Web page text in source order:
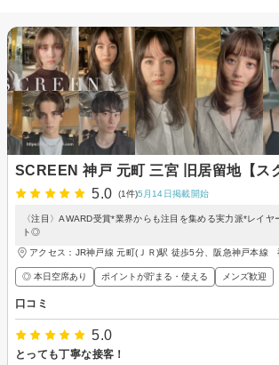
SCREEN 神戸 元町 三宮 旧居留地【ス
5.0
(1件)5月14日掲載開始
〈注目〉AWARD受賞*業界からも注目を集める実力派*レイヤ
ト◎
アクセス：JR神戸線 元町(ＪＲ)駅 徒歩5分、阪急神戸本
◎ 本日空席あり ポイントが貯まる・使える メンズ歓迎
口コミ
5.0
とっても丁寧な接客！